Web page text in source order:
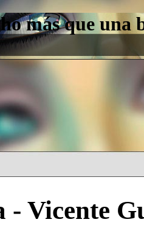
más que una
- Vicente